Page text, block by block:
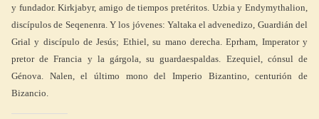
y fundador. Kirkjabyr, amigo de tiempos pretéritos. Uzbia y Endymythalion,
discípulos de Seqenenra. Y los jóvenes: Yaltaka el advenedizo, Guardián del
Grial y discípulo de Jesús; Ethiel, su mano derecha. Eprham, Imperator y
pretor de Francia y la gárgola, su guardaespaldas. Ezequiel, cónsul de
Génova. Nalen, el último mono del Imperio Bizantino, centurión de
Bizancio.